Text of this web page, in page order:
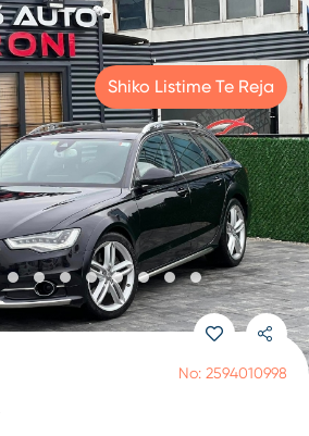
Shiko Listime Te Reja
No: 2594010998